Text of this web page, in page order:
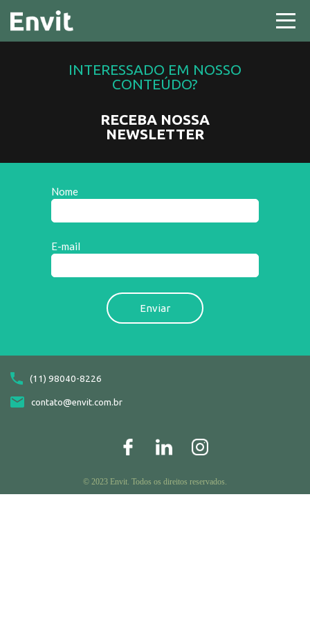
INTERESSADO EM NOSSO
CONTEÚDO?
RECEBA NOSSA
NEWSLETTER
Nome
E-mail
(11) 98040-8226
contato@envit.com.br
© 2023 Envit. Todos os direitos reservados.